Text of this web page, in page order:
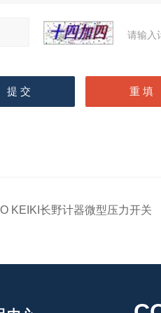
请输入
KEIKI长野计器微型压力开关